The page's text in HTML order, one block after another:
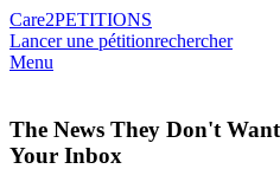
Care2PETITIONS
Lancer une pétitionrechercher
Menu
The News They Don't
Your Inbox